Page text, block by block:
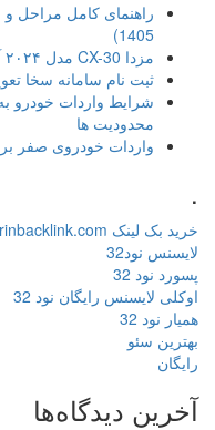
1405)
مزدا CX-30 مدل ۲۰۲۴ آفتاب خودرو؛ بررسی و مشخصات فنی
ثبت نام سامانه سخا
شرایط واردات خودرو به
محدودیت ها
واردات خودروی صفر
خرید بک لینک behtarinbacklink.com
لایسنس نود32
پسورد نود 32
اوکلی لایسنس رایگان نود 32
همیار نود 32
بهترین سئو
رایگان
آخرین دیدگاه‌ها